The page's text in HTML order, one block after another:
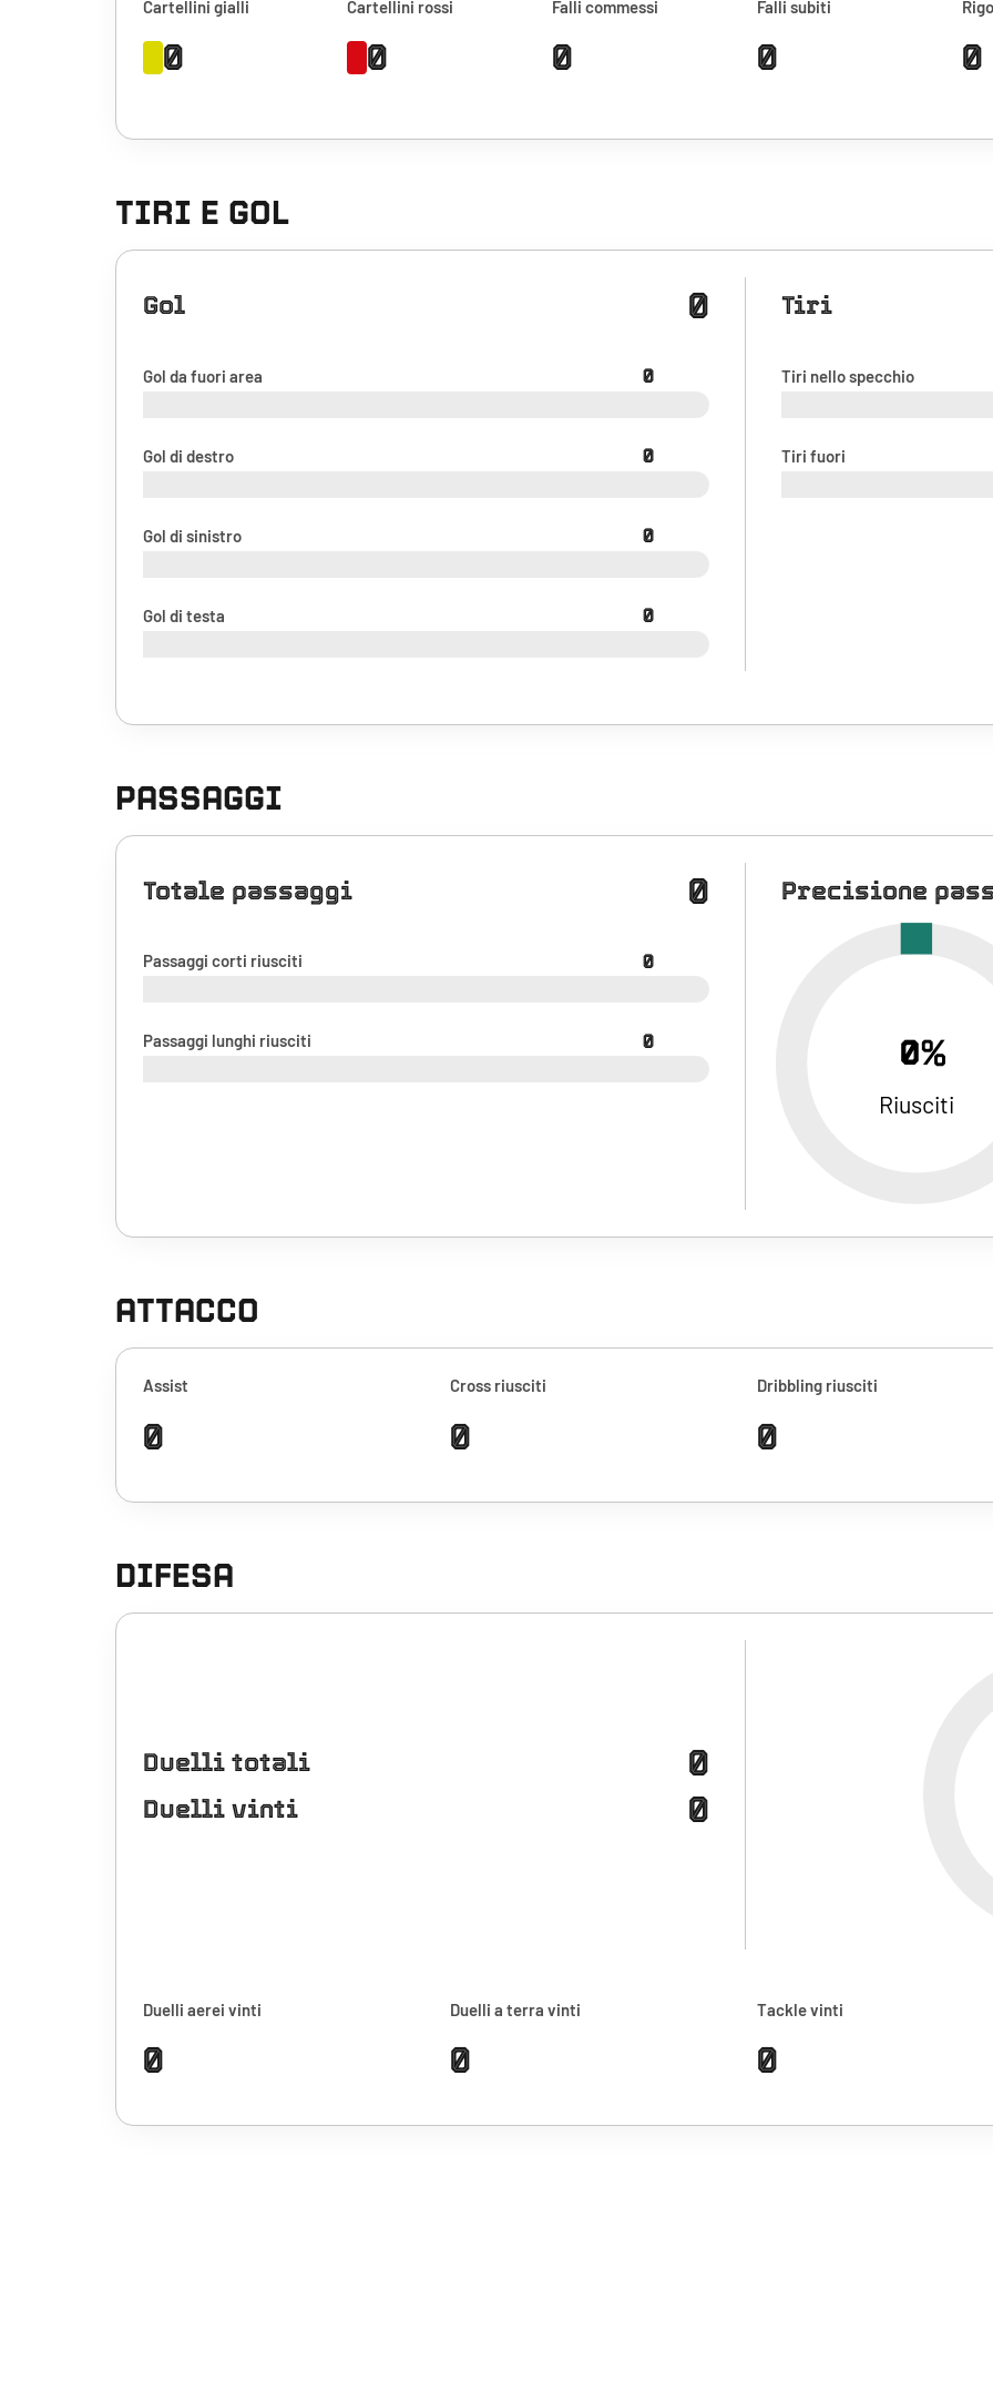
Cartellini gialli
0
Cartellini rossi
0
Falli commessi
0
Falli subiti
0 0
TIRI E GOL
Gol 0
Gol da fuori area 0
Gol di destro 0
Gol di sinistro 0
Gol di testa 0
Tiri
Tiri nello specchio
Tiri fuori
PASSAGGI
Totale passaggi 0
Passaggi corti riusciti 0
Passaggi lunghi riusciti 0
Precisione
0%
Riusciti
ATTACCO
Assist
0
Cross riusciti
0
Dribbling riusciti
0
DIFESA
Duelli totali 0
Duelli vinti 0
Duelli aerei vinti
0
Duelli a terra vinti
0
Tackle vinti
0